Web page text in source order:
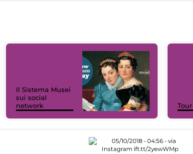
Il Sistema Musei
sui social
network